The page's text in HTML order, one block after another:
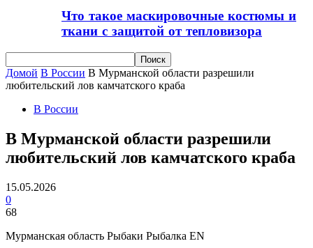
Что такое маскировочные костюмы и
ткани с защитой от тепловизора
Домой В России В Мурманской области разрешили
любительский лов камчатского краба
В России
В Мурманской области разрешили
любительский лов камчатского краба
15.05.2026
0
68
Мурманская область Рыбаки Рыбалка EN